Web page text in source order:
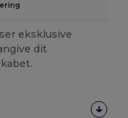
eksklusive
dit